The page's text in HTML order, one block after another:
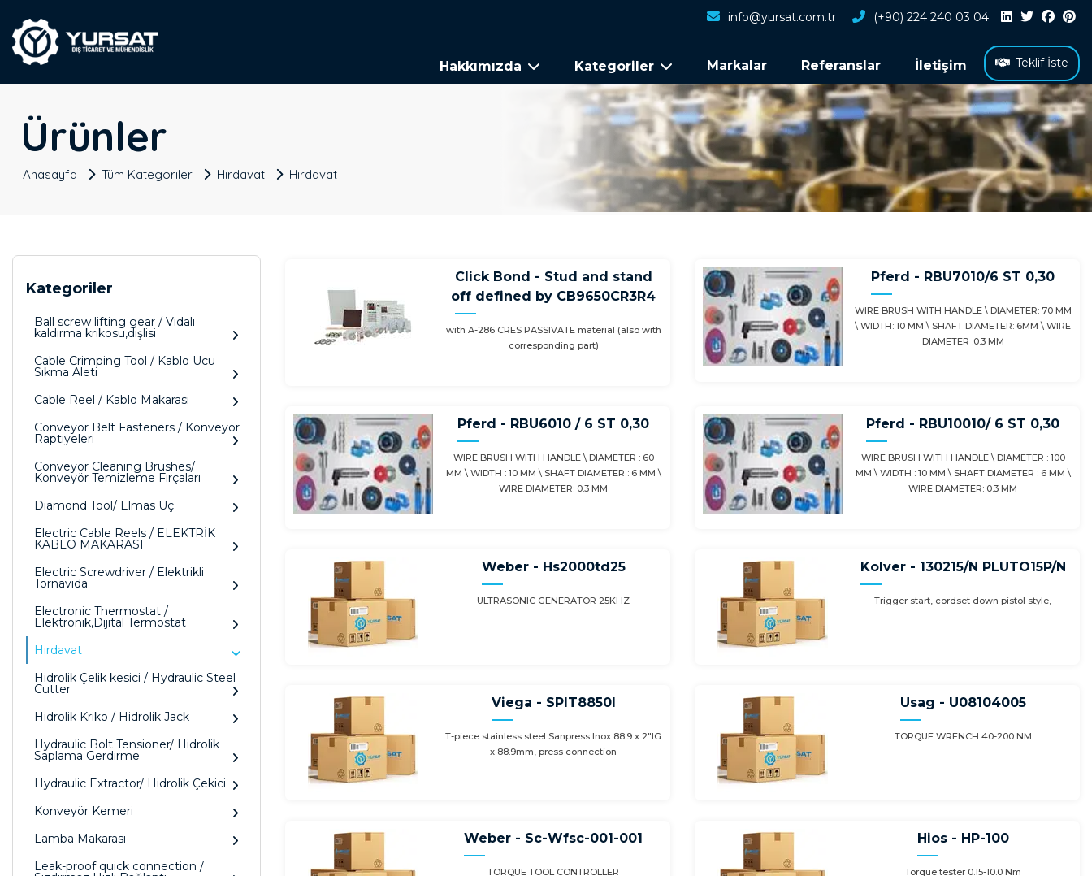
info@yursat.com.tr (+90) 224 240 03 04
Hakkımızda Kategoriler Markalar Referanslar İletişim Teklif İste
Ürünler
Anasayfa Tüm Kategoriler Hırdavat Hırdavat
Kategoriler
Ball screw lifting gear / Vidalı
kaldırma krikosu,dişlisi
Cable Crimping Tool / Kablo Ucu
Sıkma Aleti
Cable Reel / Kablo Makarası
Conveyor Belt Fasteners / Konveyör
Raptiyeleri
Conveyor Cleaning Brushes/
Konveyör Temizleme Fırçaları
Diamond Tool/ Elmas Uç
Electric Cable Reels / ELEKTRİK
KABLO MAKARASI
Electric Screwdriver / Elektrikli
Tornavida
Electronic Thermostat /
Elektronik,Dijital Termostat
Hırdavat
Hidrolik Çelik kesici / Hydraulic Steel
Cutter
Hidrolik Kriko / Hidrolik Jack
Hydraulic Bolt Tensioner/ Hidrolik
Saplama Gerdirme
Hydraulic Extractor/ Hidrolik Çekici
Konveyör Kemeri
Lamba Makarası
Leak-proof quick connection /
Click Bond - Stud and stand
off defined by CB9650CR3R4
with A-286 CRES PASSIVATE material (also with
corresponding part)
Pferd - RBU7010/6 ST 0,30
WIRE BRUSH WITH HANDLE \ DIAMETER: 70 MM
\ WIDTH: 10 MM \ SHAFT DIAMETER: 6MM \ WIRE
DIAMETER :0.3 MM
Pferd - RBU6010 / 6 ST 0,30
WIRE BRUSH WITH HANDLE \ DIAMETER : 60
MM \ WIDTH : 10 MM \ SHAFT DIAMETER : 6 MM \
WIRE DIAMETER: 0.3 MM
Pferd - RBU10010/ 6 ST 0,30
WIRE BRUSH WITH HANDLE \ DIAMETER : 100
MM \ WIDTH : 10 MM \ SHAFT DIAMETER : 6 MM \
WIRE DIAMETER: 0.3 MM
Weber - Hs2000td25
ULTRASONIC GENERATOR 25KHZ
Kolver - 130215/N PLUTO15P/N
Trigger start, cordset down pistol style,
Viega - SPIT8850I
T-piece stainless steel Sanpress Inox 88.9 x 2"IG
x 88.9mm, press connection
Usag - U08104005
TORQUE WRENCH 40-200 NM
Weber - Sc-Wfsc-001-001
TORQUE TOOL CONTROLLER
Hios - HP-100
Torque tester 0.15-10.0 Nm